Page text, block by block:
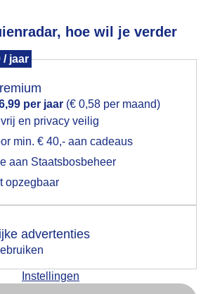
hoe wil je verder
/ jaar
per jaar (€ 0,58 per maand)
en privacy veilig
min. € 40,- aan cadeaus
aan Staatsbosbeheer
opzegbaar
advertenties
Instellingen
locatie gebruiken voor het
geen akkoord op hebt gegeven,
een pop-up uit je browser waarin
toon de popup
niet, misschien later